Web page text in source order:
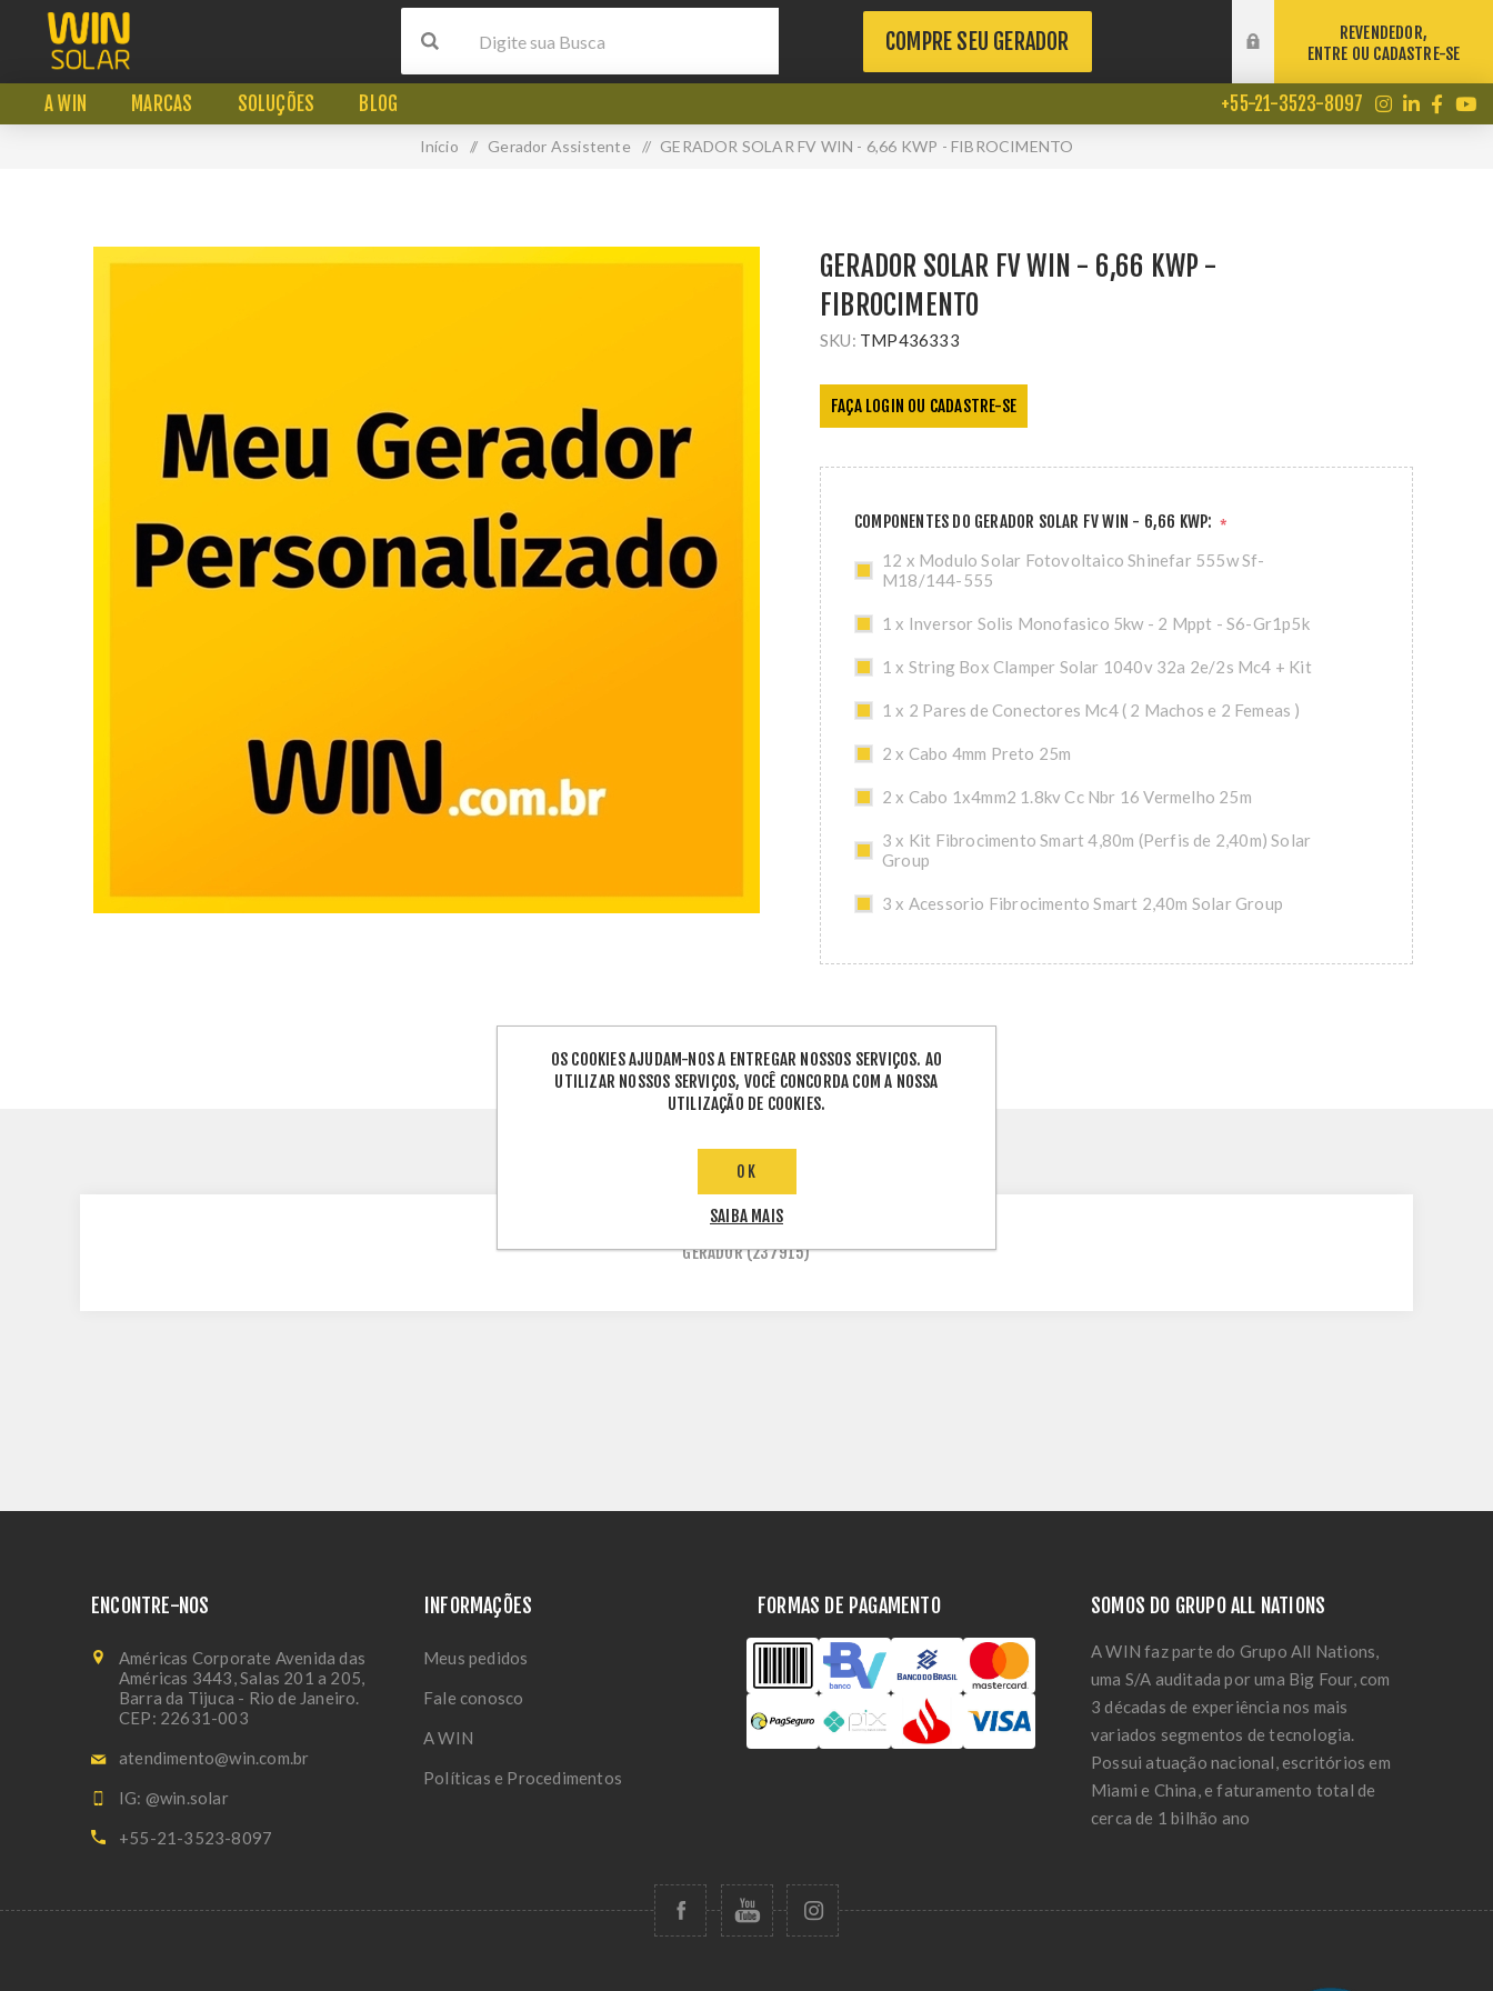
COMPRE SEU GERADOR
REVENDEDOR,
ENTRE OU CADASTRE-SE
A WIN MARCAS SOLUÇÕES BLOG +55-21-3523-8097
Início / Gerador Assistente / GERADOR SOLAR FV WIN - 6,66 KWP - FIBROCIMENTO
GERADOR SOLAR FV WIN - 6,66 KWP -
FIBROCIMENTO
SKU: TMP436333
FAÇA LOGIN OU CADASTRE-SE
COMPONENTES DO GERADOR SOLAR FV WIN - 6,66 KWP: *
12 x Modulo Solar Fotovoltaico Shinefar 555w Sf-
M18/144-555
1 x Inversor Solis Monofasico 5kw - 2 Mppt - S6-Gr1p5k
1 x String Box Clamper Solar 1040v 32a 2e/2s Mc4 + Kit
1 x 2 Pares de Conectores Mc4 ( 2 Machos e 2 Femeas )
2 x Cabo 4mm Preto 25m
2 x Cabo 1x4mm2 1.8kv Cc Nbr 16 Vermelho 25m
3 x Kit Fibrocimento Smart 4,80m (Perfis de 2,40m) Solar
Group
3 x Acessorio Fibrocimento Smart 2,40m Solar Group
ETIQUETAS DE PRODUTO
GERADOR(237915)
ENCONTRE-NOS
Américas Corporate Avenida das
Américas 3443, Salas 201 a 205,
Barra da Tijuca - Rio de Janeiro.
CEP: 22631-003
atendimento@win.com.br
IG: @win.solar
+55-21-3523-8097
INFORMAÇÕES
Meus pedidos
Fale conosco
A WIN
Políticas e Procedimentos
FORMAS DE PAGAMENTO SOMOS DO GRUPO ALL NATIONS
A WIN faz parte do Grupo All Nations,
uma S/A auditada por uma Big Four, com
3 décadas de experiência nos mais
variados segmentos de tecnologia.
Possui atuação nacional, escritórios em
Miami e China, e faturamento total de
cerca de 1 bilhão ano
OS COOKIES AJUDAM-NOS A ENTREGAR NOSSOS SERVIÇOS. AO
UTILIZAR NOSSOS SERVIÇOS, VOCÊ CONCORDA COM A NOSSA
UTILIZAÇÃO DE COOKIES.
OK
SAIBA MAIS